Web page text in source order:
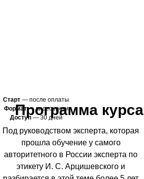
Старт — после оплаты
Формат— видеоуроки
Доступ — 30 дней
Под руководством эксперта, которая
прошла обучение у самого
авторитетного в России эксперта по
этикету И. С. Арцишевского и
Программа курса